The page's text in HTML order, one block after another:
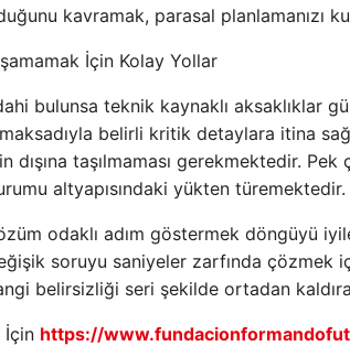
kavramak, parasal planlamanızı
İçin Kolay Yollar
bulunsa teknik kaynaklı aksaklıklar
belirli kritik detaylara itina
taşılmaması gerekmektedir.
altyapısındaki yükten türemektedir.
odaklı adım göstermek döngüyü
soruyu saniyeler zarfında çözmek
belirsizliği seri şekilde ortadan
İçin https://